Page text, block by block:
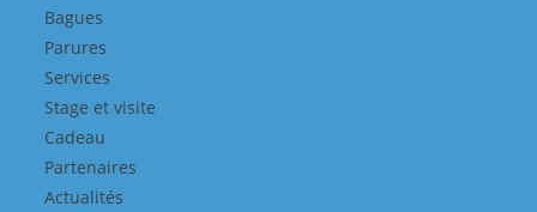
Bagues
Parures
Services
Stage et visite
Cadeau
Partenaires
Actualités